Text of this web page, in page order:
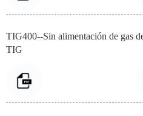
TIG400--Sin alimentación de gas
TIG